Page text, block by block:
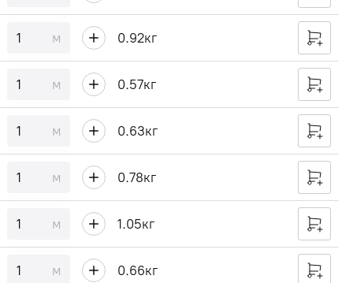
м 0.92кг
м 0.57кг
м 0.63кг
м 0.78кг
м 1.05кг
м 0.66кг